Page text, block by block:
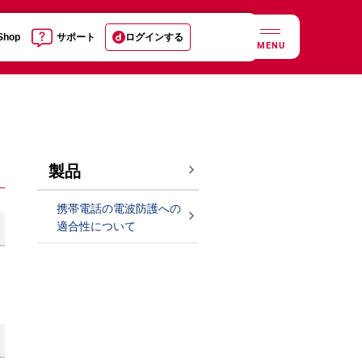
サポート ログインする
MENU
製品
携帯電話の電波防護への
適合性について